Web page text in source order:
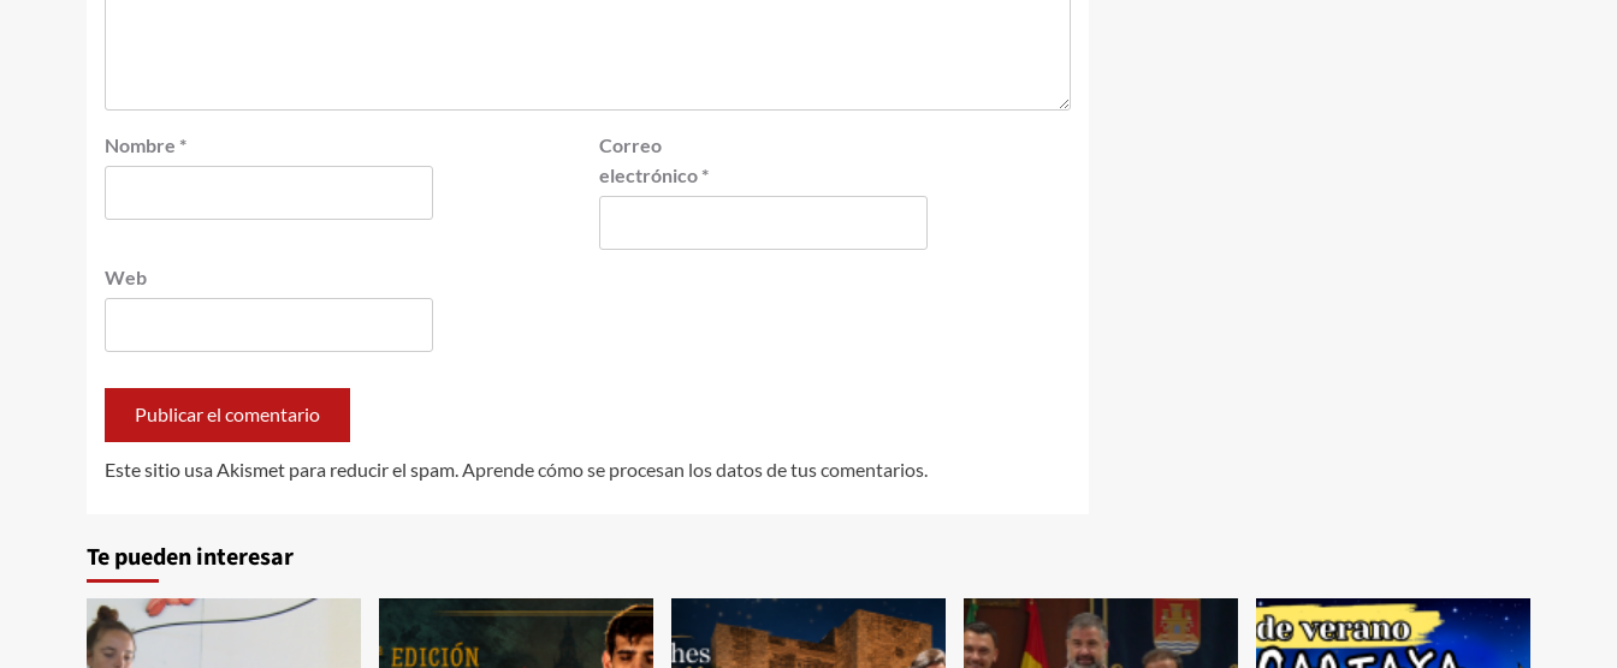
Nombre *
Correo
electrónico *
Web
Este sitio usa Akismet para reducir el spam. Aprende cómo se procesan los datos de tus comentarios.
Te pueden interesar